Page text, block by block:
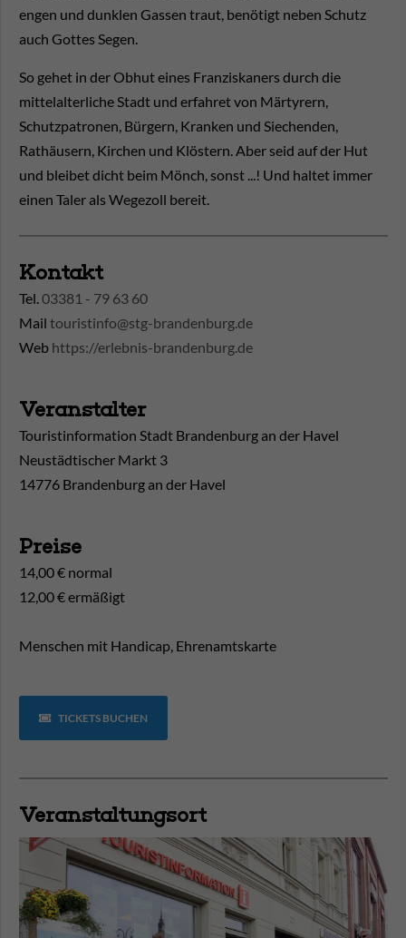
engen und dunklen Gassen traut, benötigt neben Schutz
auch Gottes Segen.
So gehet in der Obhut eines Franziskaners durch die
mittelalterliche Stadt und erfahret von Märtyrern,
Schutzpatronen, Bürgern, Kranken und Siechenden,
Rathäusern, Kirchen und Klöstern. Aber seid auf der Hut
und bleibet dicht beim Mönch, sonst ...! Und haltet immer
einen Taler als Wegezoll bereit.
Kontakt
Tel.03381 - 79 63 60
Mail touristinfo@stg-brandenburg.de
Web https://erlebnis-brandenburg.de
Veranstalter
Touristinformation Stadt Brandenburg an der Havel
Neustädtischer Markt 3
14776 Brandenburg an der Havel
Preise
14,00 € normal
12,00 € ermäßigt
Menschen mit Handicap, Ehrenamtskarte
TICKETS BUCHEN
Veranstaltungsort